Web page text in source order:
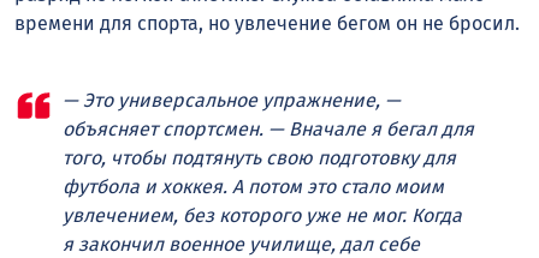
времени для спорта, но увлечение бегом он не бросил.
— Это универсальное упражнение, —
объясняет спортсмен. — Вначале я бегал для
того, чтобы подтянуть свою подготовку для
футбола и хоккея. А потом это стало моим
увлечением, без которого уже не мог. Когда
я закончил военное училище, дал себе